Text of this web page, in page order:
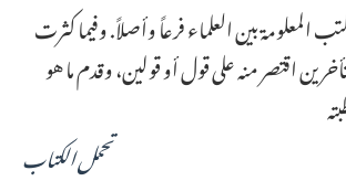
المعلومة بين العلماء فرعاً وأصلاً. وفيما كثرت
اقتصر منه على قول أو قولين، وقدم ما هو
تحمل الکتاب